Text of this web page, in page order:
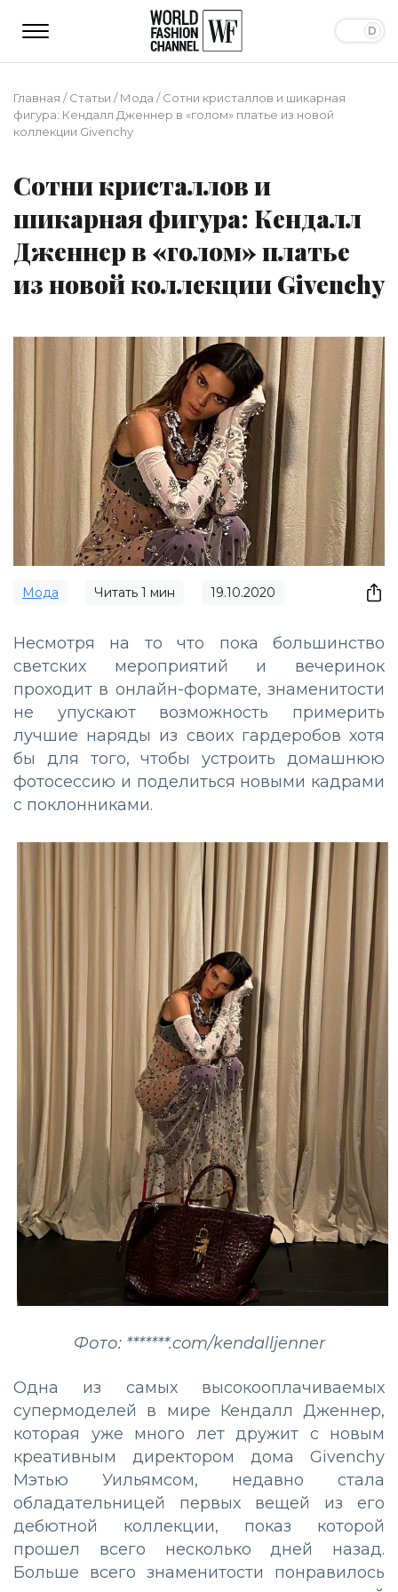
Главная /Статьи /Мода /Сотни кристаллов и шикарная
фигура: Кендалл Дженнер в «голом» платье из новой
коллекции Givenchy
Сотни кристаллов и
шикарная фигура: Кендалл
Дженнер в «голом» платье
из новой коллекции Givenchy
Мода Читать 1 мин 19.10.2020
Несмотря на то что пока большинство
светских мероприятий и вечеринок
проходит в онлайн-формате, знаменитости
не упускают возможность примерить
лучшие наряды из своих гардеробов хотя
бы для того, чтобы устроить домашнюю
фотосессию и поделиться новыми кадрами
с поклонниками.
Фото: *******.com/kendalljenner
Одна из самых высокооплачиваемых
супермоделей в мире Кендалл Дженнер,
которая уже много лет дружит с новым
креативным директором дома Givenchy
Мэтью Уильямсом, недавно стала
обладательницей первых вещей из его
дебютной коллекции, показ которой
прошел всего несколько дней назад.
Больше всего знаменитости понравилось